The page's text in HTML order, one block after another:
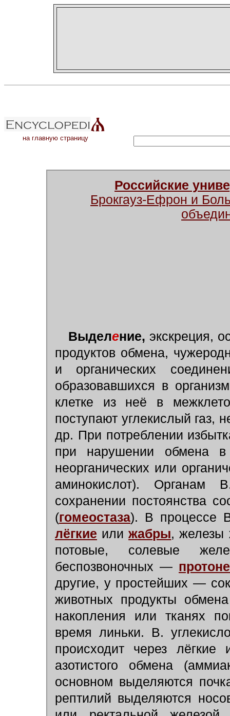
на главную страницу
Российские
Брокгауз-Ефрон и
Выделение,экскреция,
продуктов обмена,
и органических
образовавшихся в
клетке из неё в
поступают углекислый газ,
др. При потреблении
при нарушении обмена в
неорганических или
аминокислот).
сохранении постоянства
(гомеостаза). В процессе
лёгкие илижабры, железы
потовые, солевые
беспозвоночных —
другие, у простейших —
животных продукты
накопления или тканях
время линьки. В.
происходит через
азотистого обмена
основном выделяются
рептилий выделяются